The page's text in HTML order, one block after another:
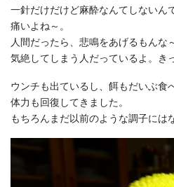
一針だけだけど麻酔なんてしないん
痛いよね～。
人間だったら、悲鳴をあげるもんな
気絶してしまう人だっているよ。き
ウンチも出ているし、餌もだいぶ食
体力も回復してきました。
もちろんまだ以前のような調子には